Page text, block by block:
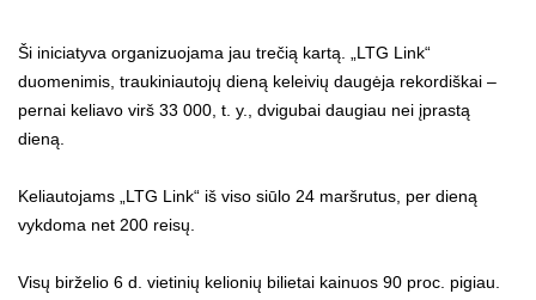
Ši iniciatyva organizuojama jau trečią kartą. „LTG Link“
duomenimis, traukiniautojų dieną keleivių daugėja rekordiškai –
pernai keliavo virš 33 000, t. y., dvigubai daugiau nei įprastą
dieną.
Keliautojams „LTG Link“ iš viso siūlo 24 maršrutus, per dieną
vykdoma net 200 reisų.
Visų birželio 6 d. vietinių kelionių bilietai kainuos 90 proc. pigiau.